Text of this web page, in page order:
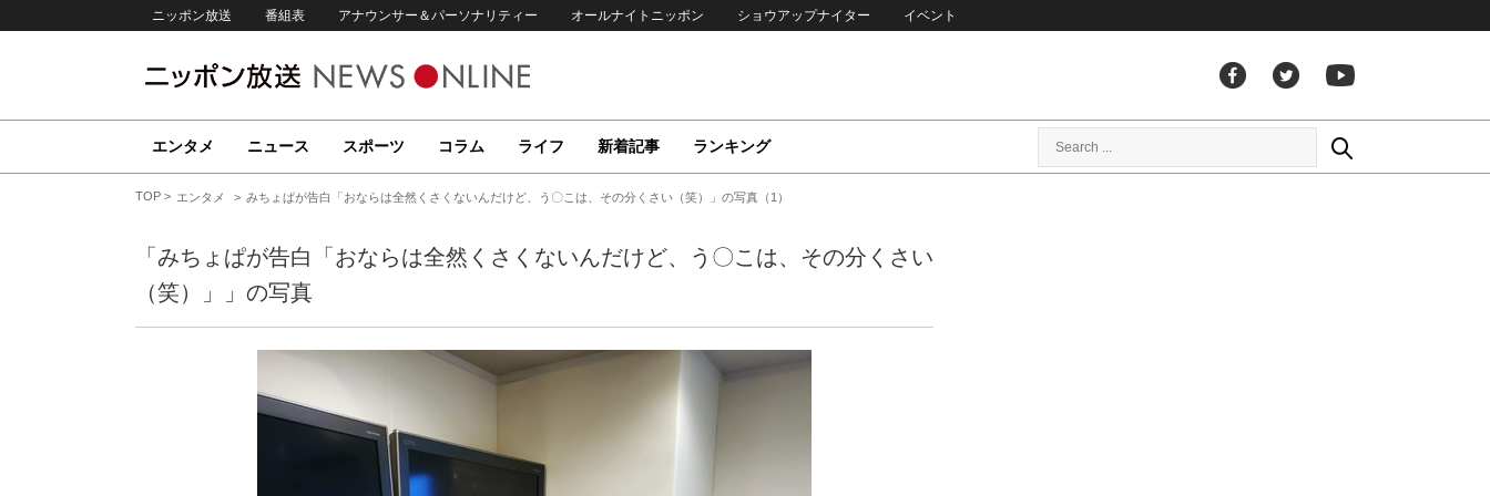
ニッポン放送 番組表 アナウンサー＆パーソナリティー オールナイトニッポン ショウアップナイター イベント
エンタメ ニュース スポーツ コラム ライフ 新着記事 ランキング
TOP エンタメ みちょぱが告白「おならは全然くさくないんだけど、う〇こは、その分くさい（笑）」の写真（1）
「みちょぱが告白「おならは全然くさくないんだけど、う〇こは、その分くさい
（笑）」」の写真